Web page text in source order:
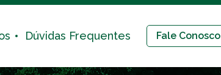
Dúvidas Frequentes Fale Conosco